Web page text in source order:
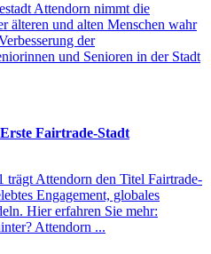
Attendorn nimmt die
älteren und alten Menschen wahr
der
und Senioren in der Stadt
Fairtrade-Stadt
trägt Attendorn den Titel Fairtrade-
Engagement, globales
Hier erfahren Sie mehr:
Attendorn ...